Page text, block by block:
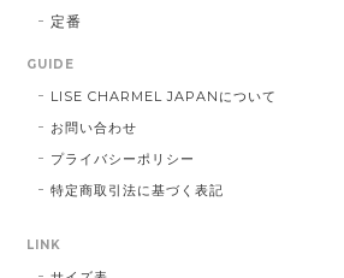
定番
GUIDE
LISE CHARMEL JAPANについて
お問い合わせ
プライバシーポリシー
特定商取引法に基づく表記
LINK